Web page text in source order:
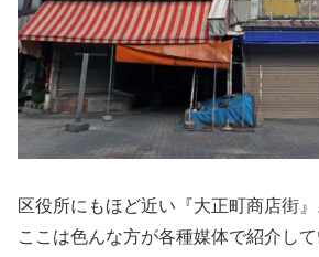
区役所にもほど近い『大正町商店街』
ここは色んな方が各種媒体で紹介し